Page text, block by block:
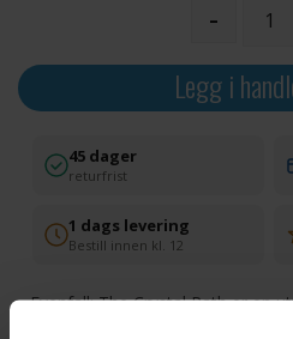
-
Legg i
45 dager
returfrist
1 dags levering
Bestill innen kl. 12
Evenfall: The Crystal Path er en
Evenfall. Den inneholder to nye